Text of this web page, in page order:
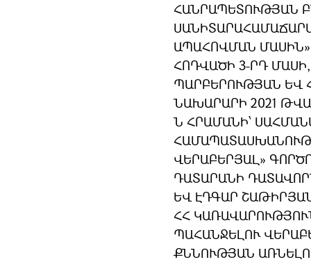
ՀԱՆՐԱՊԵՏՈՒԹՅԱՆ
ԱՊԱՀՈՎՄԱՆ ՄԱՍԻՆ»
ՀՈԴՎԱԾԻ 3-ՐԴ
ՊԱՐԲԵՐՈՒԹՅԱՆ ԵՎ
ՆԱԽԱՐԱՐԻ 2021
Ն ՀՐԱՄԱՆԻ՝
ՎԵՐԱԲԵՐՅԱԼ»
ԴԱՏԱՐԱՆԻ
ԵՎ ԷԴԳԱՐ
ՀՀ
ՊԱՀԱՆՋԵԼՈՒ
ՔՆՆՈՒԹՅԱՆ